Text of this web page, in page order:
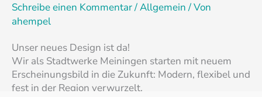
Schreibe einen Kommentar/Allgemein/ Von
ahempel
Unser neues Design ist da!
Wir als Stadtwerke Meiningen starten mit neuem
Erscheinungsbild in die Zukunft: Modern, flexibel und
fest in der Region verwurzelt.